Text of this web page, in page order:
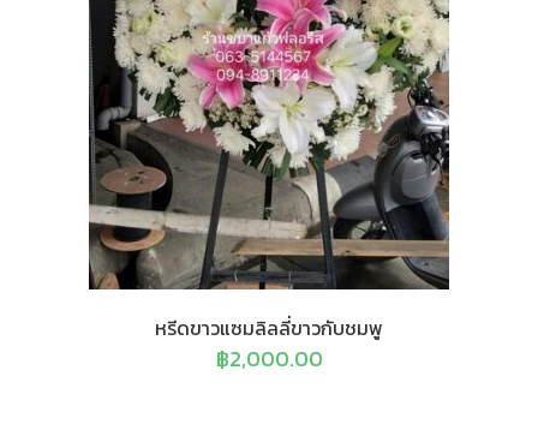
หรีดขาวแซมลิลลี่ขาวกับชมพู
฿2,000.00